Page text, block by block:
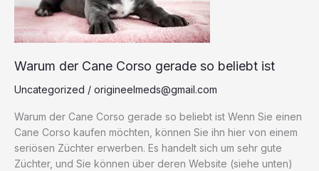
Warum der Cane Corso gerade so beliebt ist
Uncategorized / origineelmeds@gmail.com
Warum der Cane Corso gerade so beliebt ist Wenn Sie einen
Cane Corso kaufen möchten, können Sie ihn hier von einem
seriösen Züchter erwerben. Es handelt sich um sehr gute
Züchter, und Sie können über deren Website (siehe unten)
beliebt
ist